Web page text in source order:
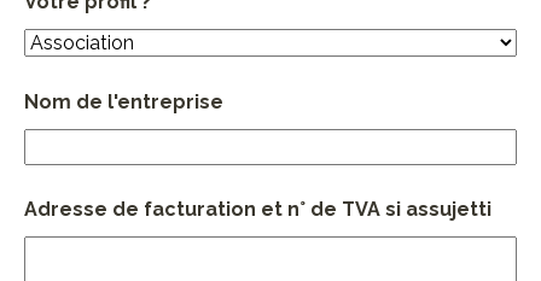
Nom de l'entreprise
Adresse de facturation et n° de TVA si assujetti